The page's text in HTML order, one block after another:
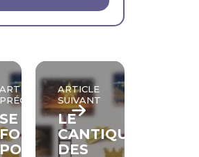
ARTICLE
PRÉCÉDENT
SE
POUR
ARTICLE
SUIVANT
LE
CANTIQUE
DES